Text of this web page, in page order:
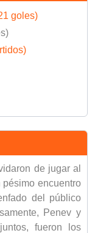
goles)
de jugar al
encuentro
del público
Penev y
fueron los